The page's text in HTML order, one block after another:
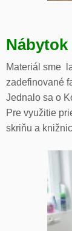
Nábytok
Materiál sme
zadefinované
Jednalo sa o
Pre využitie
skriňu a